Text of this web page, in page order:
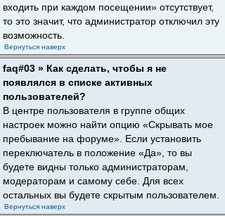
входить при каждом посещении» отсутствует,
то это значит, что администратор отключил эту
возможность.
Вернуться наверх
faq#03 » Как сделать, чтобы я не
появлялся в списке активных
пользователей?
В центре пользователя в группе общих
настроек можно найти опцию «Скрывать мое
пребывание на форуме». Если установить
переключатель в положение «Да», то вы
будете видны только администраторам,
модераторам и самому себе. Для всех
остальных вы будете скрытым пользователем.
Вернуться наверх